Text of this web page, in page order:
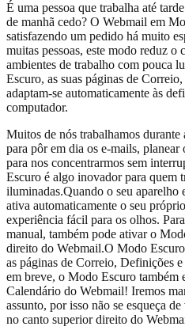
É uma pessoa que trabalha até
de manhã cedo? O Webmail em
satisfazendo um pedido há muito
muitas pessoas, este modo reduz o
ambientes de trabalho com pouca
Escuro, as suas páginas de
adaptam-se automaticamente às
computador.
Muitos de nós trabalhamos durante
para pôr em dia os e-mails, planear
para nos concentrarmos sem
Escuro é algo inovador para quem
iluminadas.Quando o seu aparelho
ativa automaticamente o seu
experiência fácil para os olhos.
manual, também pode ativar o
direito do Webmail.O Modo
as páginas de Correio, Definições
em breve, o Modo Escuro também
Calendário do Webmail! Iremos
assunto, por isso não se esqueça
no canto superior direito do